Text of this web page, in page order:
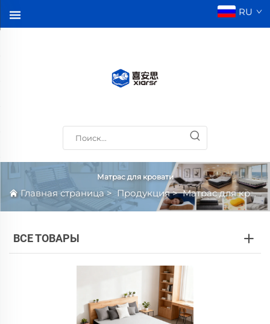
RU
Матрас для кровати
Главная страница> Продукция>Матрас для кровати
ВСЕ ТОВАРЫ